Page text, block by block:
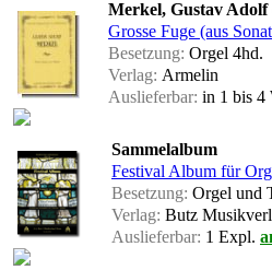
Merkel, Gustav Adolf
Grosse Fuge (aus
Besetzung: Orgel 4hd.
Verlag: Armelin
Auslieferbar: in 1 bis 4
Sammelalbum
Festival Album für
Besetzung: Orgel und
Verlag: Butz
Auslieferbar: 1 Expl.